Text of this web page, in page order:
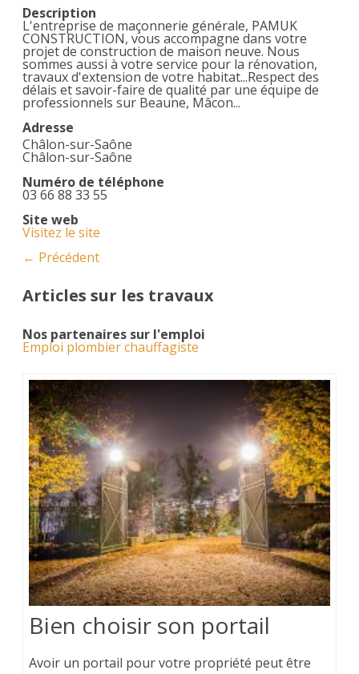
Description
L'entreprise de maçonnerie générale, PAMUK
CONSTRUCTION, vous accompagne dans votre
projet de construction de maison neuve. Nous
sommes aussi à votre service pour la rénovation,
travaux d'extension de votre habitat...Respect des
délais et savoir-faire de qualité par une équipe de
professionnels sur Beaune, Mâcon...
Adresse
Châlon-sur-Saône
Châlon-sur-Saône
Numéro de téléphone
03 66 88 33 55
Site web
Visitez le site
← Précédent
Articles sur les travaux
Nos partenaires sur l'emploi
Emploi plombier chauffagiste
Bien choisir son portail
Avoir un portail pour votre propriété peut être